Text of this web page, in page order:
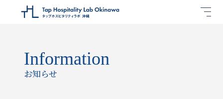
Information
お知らせ